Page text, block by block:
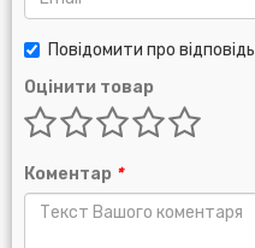
Повідомити про відповідь
Оцінити товар
Коментар *